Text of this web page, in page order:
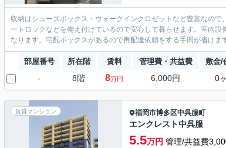
収納はシューズボックス・ウォークインクロゼットなど豊富なの
ートロックなどを備え付けているので安心して暮らせます。室内
なります。宅配ボックスがあるので再配達依頼をする手間が省け
部屋番号 所在階 賃料 管理費・共益費 敷金/
- 8階 8万円 6,000円 0
賃貸マンション 福岡市博多区中呉服町
エンクレスト中呉服
5.5万円 管理/共益費